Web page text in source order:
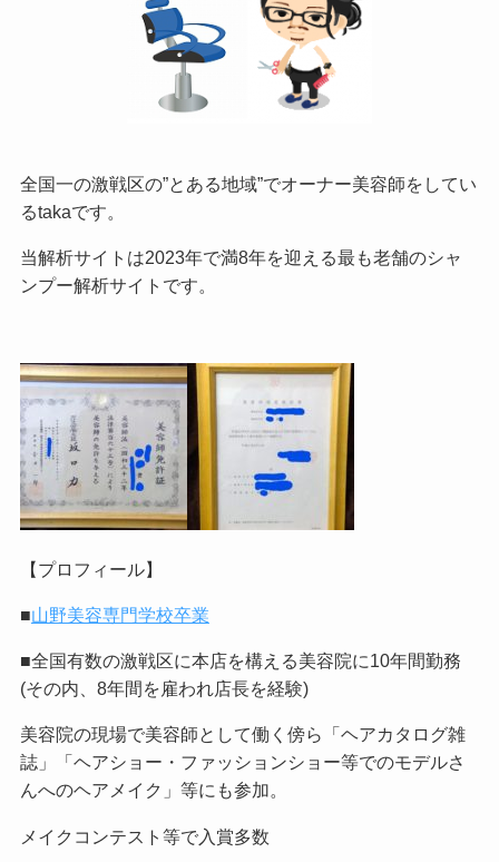
全国一の激戦区の”とある地域”でオーナー美容師をしてい
るtakaです。
当解析サイトは2023年で満8年を迎える最も老舗のシャ
ンプー解析サイトです。
【プロフィール】
■山野美容専門学校卒業
■全国有数の激戦区に本店を構える美容院に10年間勤務
(その内、8年間を雇われ店長を経験)
美容院の現場で美容師として働く傍ら「ヘアカタログ雑
誌」「ヘアショー・ファッションショー等でのモデルさ
んへのヘアメイク」等にも参加。
メイクコンテスト等で入賞多数